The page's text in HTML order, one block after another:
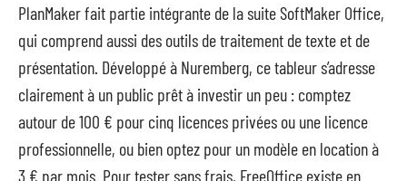
PlanMaker fait partie intégrante de la suite SoftMaker Office,
qui comprend aussi des outils de traitement de texte et de
présentation. Développé à Nuremberg, ce tableur s’adresse
clairement à un public prêt à investir un peu : comptez
autour de 100 € pour cinq licences privées ou une licence
professionnelle, ou bien optez pour un modèle en location à
3 € par mois. Pour tester sans frais, FreeOffice existe en